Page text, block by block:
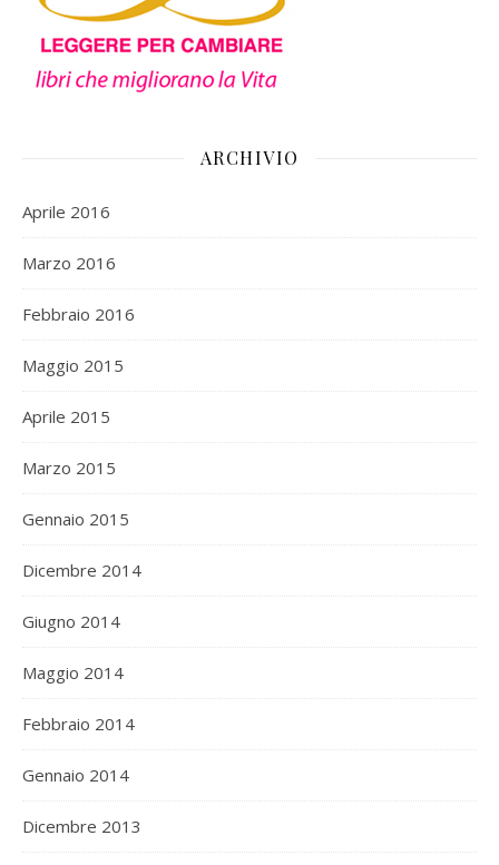
ARCHIVIO
Aprile 2016
Marzo 2016
Febbraio 2016
Maggio 2015
Aprile 2015
Marzo 2015
Gennaio 2015
Dicembre 2014
Giugno 2014
Maggio 2014
Febbraio 2014
Gennaio 2014
Dicembre 2013